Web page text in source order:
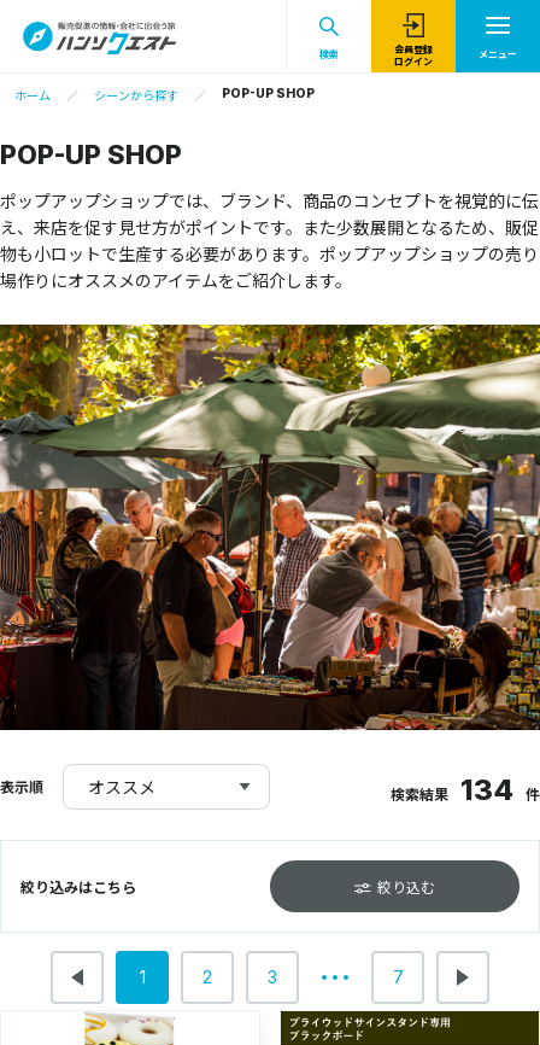
検索
会員登録
ログイン
メニュー
ホーム シーンから探す POP-UP SHOP
POP-UP SHOP
ポップアップショップでは、ブランド、商品のコンセプトを視覚的に伝
え、来店を促す見せ方がポイントです。また少数展開となるため、販促
物も小ロットで生産する必要があります。ポップアップショップの売り
場作りにオススメのアイテムをご紹介します。
表示順 オススメ 検索結果 134 件
絞り込みはこちら 絞り込む
1 2 3 7